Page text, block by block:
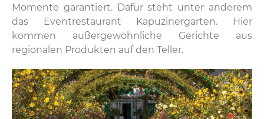
Momente garantiert. Dafür steht unter anderem
das Eventrestaurant Kapuzinergarten. Hier
kommen außergewöhnliche Gerichte aus
regionalen Produkten auf den Teller.